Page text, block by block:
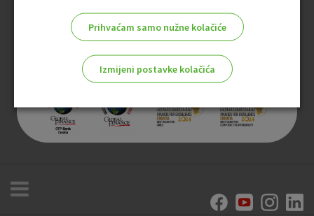
Prihvaćam samo nužne kolačiće
Izmijeni postavke kolačića
Nužni kolačići
Analitički kolačići